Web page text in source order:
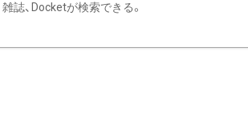
雑誌、Docketが検索できる。